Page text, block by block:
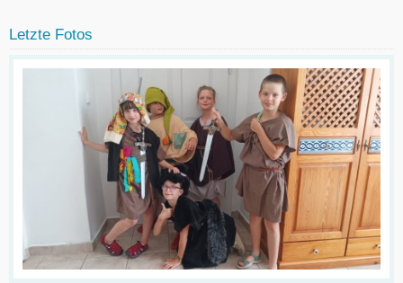
Letzte Fotos